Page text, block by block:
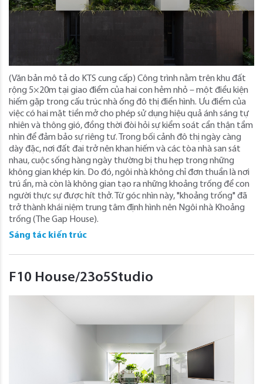
(Văn bản mô tả do KTS cung cấp) Công trình nằm trên khu đất
rộng 5×20m tại giao điểm của hai con hẻm nhỏ – một điều kiện
hiếm gặp trong cấu trúc nhà ống đô thị điển hình. Ưu điểm của
việc có hai mặt tiền mở cho phép sử dụng hiệu quả ánh sáng tự
nhiên và thông gió, đồng thời đòi hỏi sự kiểm soát cẩn thận tầm
nhìn để đảm bảo sự riêng tư. Trong bối cảnh đô thị ngày càng
dày đặc, nơi đất đai trở nên khan hiếm và các tòa nhà san sát
nhau, cuộc sống hàng ngày thường bị thu hẹp trong những
không gian khép kín. Do đó, ngôi nhà không chỉ đơn thuần là nơi
trú ẩn, mà còn là không gian tạo ra những khoảng trống để con
người thực sự được hít thở. Từ góc nhìn này, "khoảng trống" đã
trở thành khái niệm trung tâm định hình nên Ngôi nhà Khoảng
trống (The Gap House).
Sáng tác kiến trúc
F10 House/23o5Studio